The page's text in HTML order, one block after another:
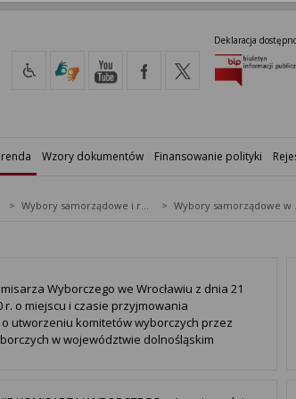
Deklaracja
Wzory dokumentów Finansowanie polityki
Wybory samorządowe i referenda lokalne
Wyborczego we Wrocławiu z dnia 21
r. o miejscu i czasie przyjmowania
utworzeniu komitetów wyborczych przez
w województwie dolnośląskim